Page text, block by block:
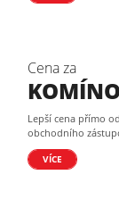
Cena za
Lepší cena přímo
obchodního
VÍCE